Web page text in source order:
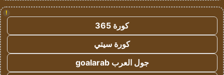
!
كورة 365
كورة سيتي
جول العرب goalarab